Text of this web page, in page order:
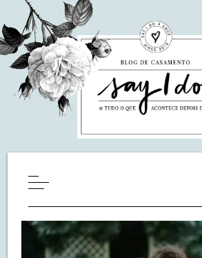
WILL YOU MARRY ME?
LUA DE MEL